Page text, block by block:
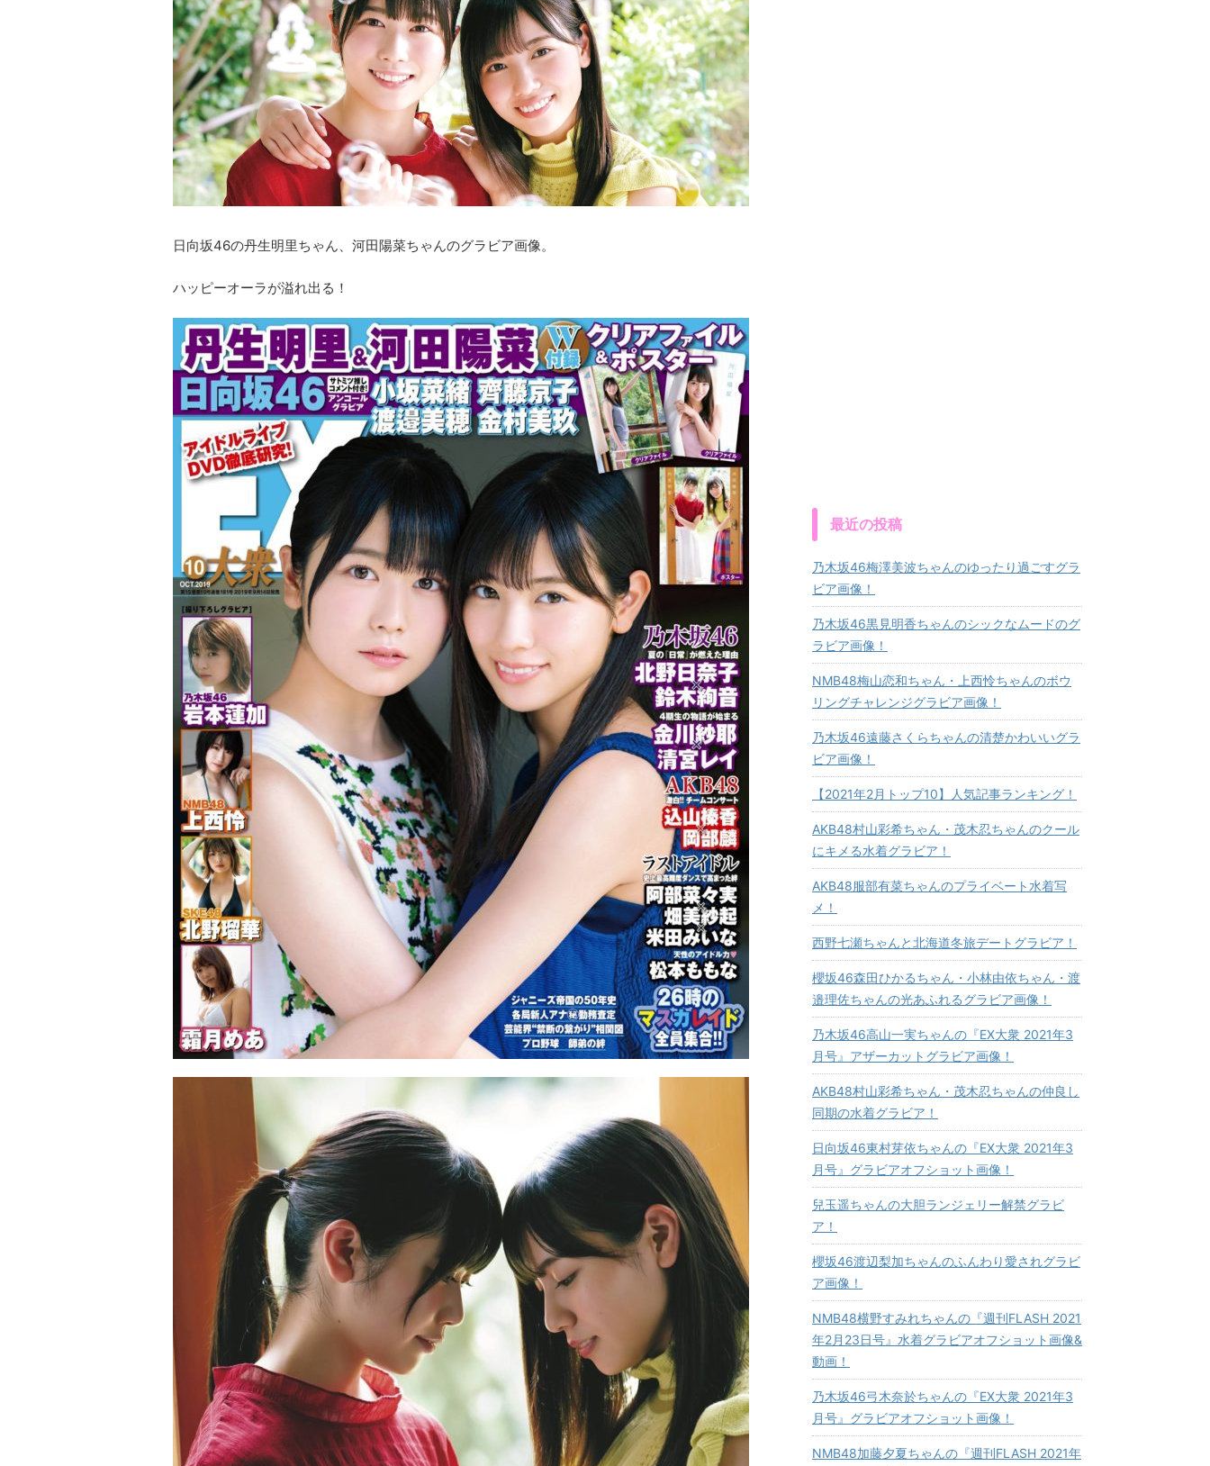
日向坂46の丹生明里ちゃん、河田陽菜ちゃんのグラビア画像。
ハッピーオーラが溢れ出る！
最近の投稿
乃木坂46梅澤美波ちゃんのゆったり過ごすグラ
ビア画像！
乃木坂46黒見明香ちゃんのシックなムードのグ
ラビア画像！
NMB48梅山恋和ちゃん・上西怜ちゃんのボウ
リングチャレンジグラビア画像！
乃木坂46遠藤さくらちゃんの清楚かわいいグラ
ビア画像！
【2021年2月トップ10】人気記事ランキング！
AKB48村山彩希ちゃん・茂木忍ちゃんのクール
にキメる水着グラビア！
AKB48服部有菜ちゃんのプライベート水着写
メ！
西野七瀬ちゃんと北海道冬旅デートグラビア！
櫻坂46森田ひかるちゃん・小林由依ちゃん・渡
邉理佐ちゃんの光あふれるグラビア画像！
乃木坂46高山一実ちゃんの『EX大衆 2021年3
月号』アザーカットグラビア画像！
AKB48村山彩希ちゃん・茂木忍ちゃんの仲良し
同期の水着グラビア！
日向坂46東村芽依ちゃんの『EX大衆 2021年3
月号』グラビアオフショット画像！
兒玉遥ちゃんの大胆ランジェリー解禁グラビ
ア！
櫻坂46渡辺梨加ちゃんのふんわり愛されグラビ
ア画像！
NMB48横野すみれちゃんの『週刊FLASH 2021
年2月23日号』水着グラビアオフショット画像&
動画！
乃木坂46弓木奈於ちゃんの『EX大衆 2021年3
月号』グラビアオフショット画像！
NMB48加藤夕夏ちゃんの『週刊FLASH 2021年